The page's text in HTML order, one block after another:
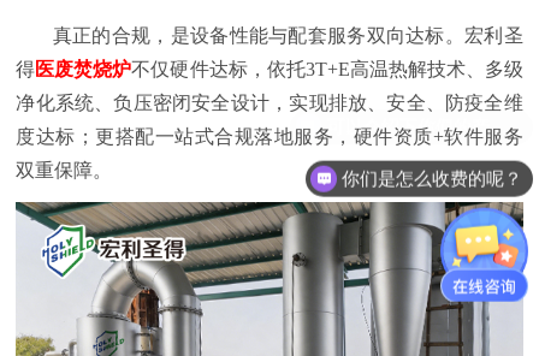
真正的合规，是设备性能与配套服务双向达标。宏利圣
得医废焚烧炉不仅硬件达标，依托3T+E高温热解技术、多级
净化系统、负压密闭安全设计，实现排放、安全、防疫全维
度达标；更搭配一站式合规落地服务，硬件资质+软件服务
双重保障。
你们是怎么收费的呢？